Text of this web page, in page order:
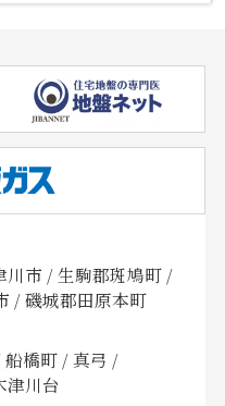
川市 / 生駒郡斑鳩町 /
/ 磯城郡田原本町
船橋町 / 真弓 /
津川台